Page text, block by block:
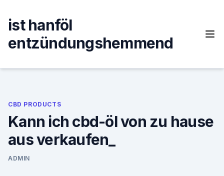
content
ist hanföl
entzündungshemmend
CBD PRODUCTS
Kann ich cbd-öl von zu hause
aus verkaufen_
ADMIN